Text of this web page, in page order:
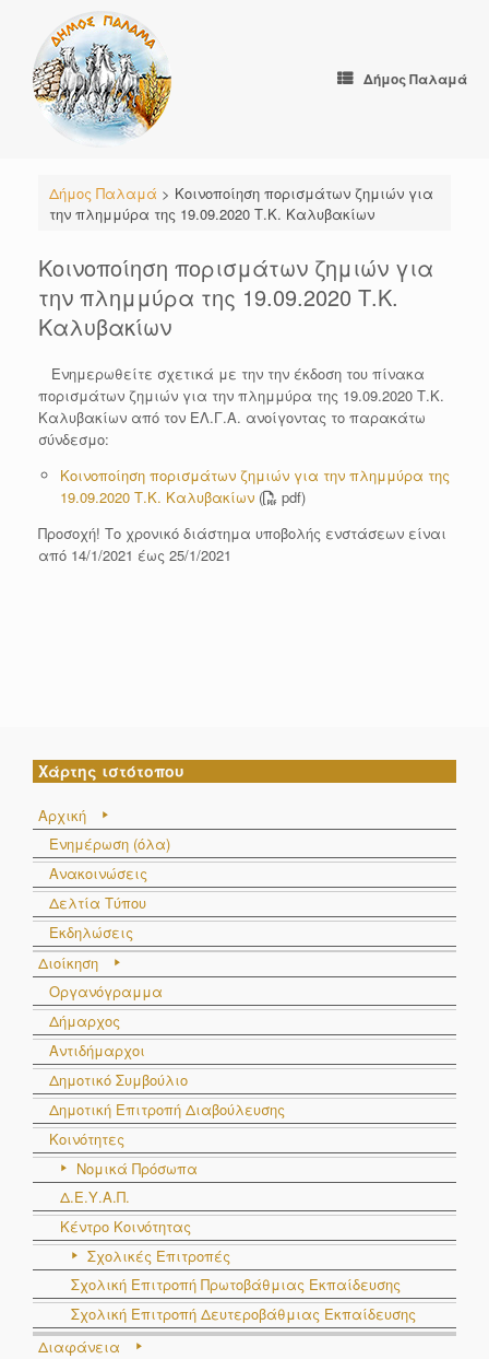
content
Δήμος Παλαμά
Δήμος Παλαμά > Κοινοποίηση πορισμάτων ζημιών για
την πλημμύρα της 19.09.2020 Τ.Κ. Καλυβακίων
Κοινοποίηση πορισμάτων ζημιών για
την πλημμύρα της 19.09.2020 Τ.Κ.
Καλυβακίων
Ενημερωθείτε σχετικά με την την έκδοση του πίνακα
πορισμάτων ζημιών για την πλημμύρα της 19.09.2020 Τ.Κ.
Καλυβακίων από τον ΕΛ.Γ.Α. ανοίγοντας το παρακάτω
σύνδεσμο:
Κοινοποίηση πορισμάτων ζημιών για την πλημμύρα της
19.09.2020 Τ.Κ. Καλυβακίων(
pdf)
Προσοχή! Το χρονικό διάστημα υποβολής ενστάσεων είναι
από 14/1/2021 έως 25/1/2021
Χάρτης ιστότοπου
Αρχική
Ενημέρωση (όλα)
Ανακοινώσεις
Δελτία Τύπου
Εκδηλώσεις
Διοίκηση
Οργανόγραμμα
Δήμαρχος
Αντιδήμαρχοι
Δημοτικό Συμβούλιο
Δημοτική Επιτροπή Διαβούλευσης
Κοινότητες
Νομικά Πρόσωπα
Δ.Ε.Υ.Α.Π.
Κέντρο Κοινότητας
Σχολικές Επιτροπές
Σχολική Επιτροπή Πρωτοβάθμιας Εκπαίδευσης
Σχολική Επιτροπή Δευτεροβάθμιας Εκπαίδευσης
Διαφάνεια